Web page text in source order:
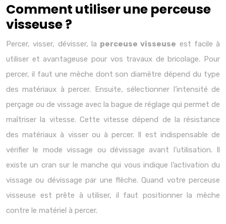
Comment utiliser une perceuse
visseuse ?
Percer, visser, dévisser, la perceuse visseuse est facile à
utiliser et avantageuse pour vos travaux de bricolage. Pour
percer, il faut une mèche dont son diamètre dépend du type
des matériaux à percer. Ensuite, sélectionner l’intensité de
perçage ou de vissage avec la bague de réglage qui permet de
maîtriser la vitesse. Cette vitesse dépend de la résistance
des matériaux à visser ou à percer. Il est indispensable de
vérifier le mode vissage ou dévissage avant l’utilisation. Il
existe un cran sur le manche qui vous indique l’activation du
vissage ou dévissage par une flèche. Quand votre perceuse
visseuse est prête à utiliser, il faut positionner la mèche
contre le matériel à percer.